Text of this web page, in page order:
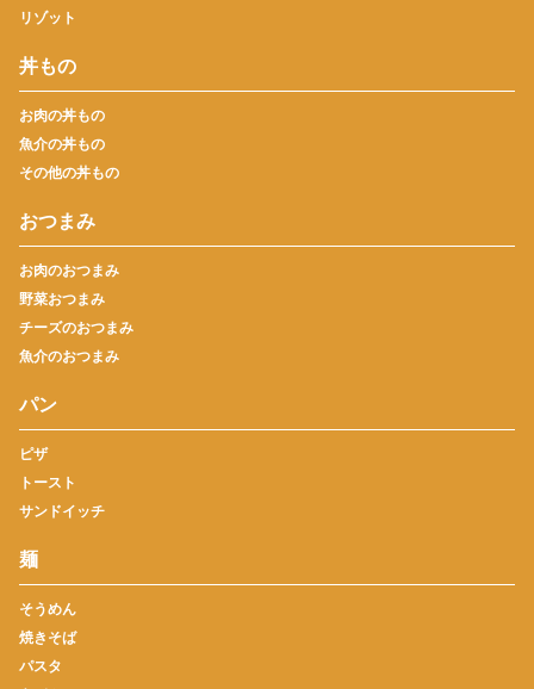
リゾット
丼もの
お肉の丼もの
魚介の丼もの
その他の丼もの
おつまみ
お肉のおつまみ
野菜おつまみ
チーズのおつまみ
魚介のおつまみ
パン
ピザ
トースト
サンドイッチ
麺
そうめん
焼きそば
パスタ